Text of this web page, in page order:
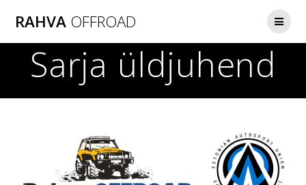
RAHVA OFFROAD
Sarja üldjuhend